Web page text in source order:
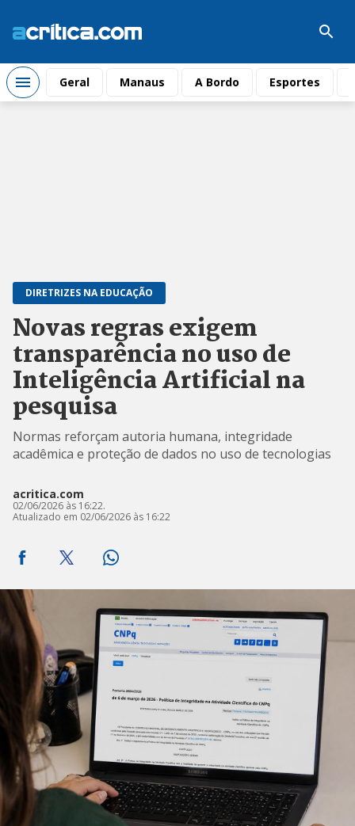
Geral Manaus A Bordo Esportes
DIRETRIZES NA EDUCAÇÃO
Novas regras exigem
transparência no uso de
Inteligência Artificial na
pesquisa
Normas reforçam autoria humana, integridade
acadêmica e proteção de dados no uso de tecnologias
acritica.com
02/06/2026 às 16:22.
Atualizado em 02/06/2026 às 16:22